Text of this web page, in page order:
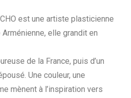
est une artiste plasticienne
Arménienne, elle grandit en
de la France, puis d’un
Une couleur, une
mènent à l’inspiration vers